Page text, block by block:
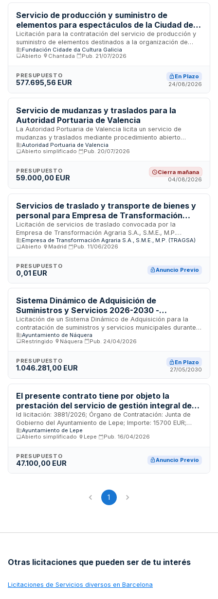
infraestructuras sanitarias para garantizar una transición
ordenada de las operaciones.
Servicio de producción y suministro de
elementos para espectáculos de la Ciudad de
Cultura de Galicia
Licitación para la contratación del servicio de producción y
suministro de elementos destinados a la organización de
espectáculos que se celebrarán en la Ciudad de Cultura de
Galicia. La Fundación Cidade da Cultura Galicia requiere la
producción y el suministro de equipamiento, infraestructura
técnica y elementos necesarios para la realización de
asciende a 317.732,55 euros. Se trata de un contrato en fase
de tramitación abierta a empresas especializadas en la
producción de eventos y suministro de elementos
escenográficos y técnicos.
Fundación Cidade da Cultura Galicia
Abierto
Chantada Pub. 21/07/2026
PRESUPUESTO
577.695,56 EUR
En Plazo
24/08/2026
Servicio de mudanzas y traslados para la
Autoridad Portuaria de Valencia
La Autoridad Portuaria de Valencia licita un servicio de
mudanzas y traslados mediante procedimiento abierto
simplificado. El contratista debe poner a disposición los
medios de transporte necesarios, incluyendo vehículos con
técnico cualificado y equipos materiales para ejecutar los
trabajos según lo planificado. La prestación incluye la
utilizados en cada servicio.
Autoridad Portuaria de Valencia
Abierto simplificado
Pub. 20/07/2026
PRESUPUESTO
59.000,00 EUR
Cierra mañana
04/08/2026
Servicios de traslado y transporte de bienes y
personal para Empresa de Transformación
Agraria S.A.
Licitación de servicios de traslado convocada por la
Empresa de Transformación Agraria S.A., S.M.E., M.P.
(TRAGSA), organismo público dedicado a la transformación
y modernización del sector agrario español. El contrato
desplazamiento de bienes, materiales y personal asociados
a las actividades operativas y administrativas de la entidad.
Se trata de una convocatoria en fase de preparación con
importe simbólico inicial, destinada a cubrir necesidades
logísticas derivadas de las funciones de gestión ambiental,
desarrollo rural y emergencias que realiza el organismo en
diversas localizaciones del territorio nacional.
Empresa de Transformación Agraria S.A., S.M.E., M.P. (TRAGSA)
Abierto
Madrid Pub. 11/06/2026
PRESUPUESTO
0,01 EUR Anuncio Previo
Sistema Dinámico de Adquisición de
Suministros y Servicios 2026-2030 -
Ayuntamiento de Náquera
Licitación de un Sistema Dinámico de Adquisición para la
contratación de suministros y servicios municipales durante
el período 2026-2030 por el Ayuntamiento de Náquera.
Incluye 15 categorías de servicios: impresión y diseño
transporte de pasajeros, alquiler de maquinaria, suministro
de energía eléctrica, alquiler de vallas y elementos de
estructuras, seguridad privada, documentación técnica de
espectáculos, servicios de certificación e instalaciones
eléctricas. Destaca la participación de múltiples
departamentos municipales.
Ayuntamiento de Náquera
Restringido
Náquera Pub. 24/04/2026
PRESUPUESTO
1.046.281,00 EUR
En Plazo
27/05/2030
El presente contrato tiene por objeto la
prestación del servicio de gestión integral de
équidos en el término municipal de Lepe, a fin
de atender las necesidades derivadas de las
competencias municipales en materia de
Id licitación: 3881/2026; Órgano de Contratación: Junta de
Gobierno del Ayuntamiento de Lepe; Importe: 15700 EUR;
Estado: PRE
Ayuntamiento de Lepe
Abierto simplificado
Lepe Pub. 16/04/2026
PRESUPUESTO
47.100,00 EUR Anuncio Previo
1
Otras licitaciones que pueden ser de tu interés
Licitaciones de Servicios diversos en Barcelona